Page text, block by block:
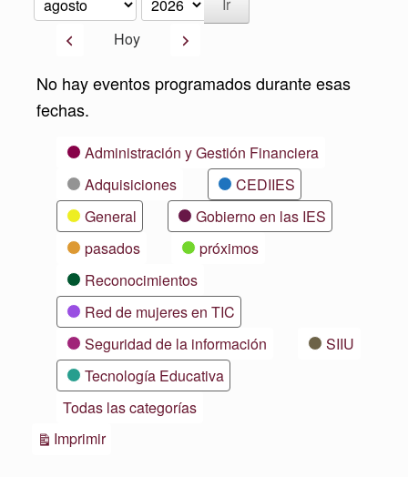
Mes
Año
AnteriorHoy Siguiente
No hay eventos programados durante esas
fechas.
CategoríasAdministración y Gestión Financiera
Adquisiciones
CEDIIES
General
Gobierno en las IES
pasados
próximos
Reconocimientos
Red de mujeres en TIC
Seguridad de la información
SIIU
Tecnología Educativa
Todas las categorías
ImprimirVistas